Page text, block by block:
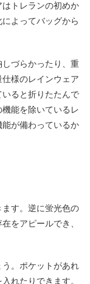
トレランの初めか
よってバッグから
づらかったり、重
様のレインウェア
ると折りたたんで
能を除いているレ
が備わっているか
す。逆に蛍光色の
をアピールでき、
。ポケットがあれ
れたりできます。